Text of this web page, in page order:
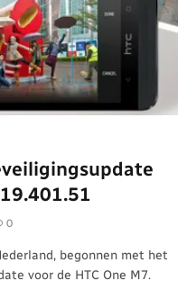
0
begonnen met het
voor de HTC One M7.